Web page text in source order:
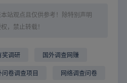
站观点且仅供参考！除特别声明
，禁止转载！
奖调研 国外调查网赚
问卷调查项目 网络调查问卷